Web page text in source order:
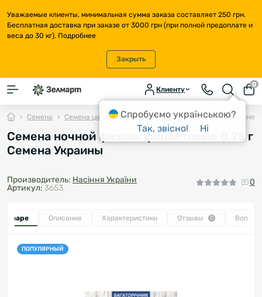
Уважаемые клиенты, минимальная сумма заказа составляет 250 грн.
Бесплатная доставка при заказе от 3000 грн (при полной предоплате и
веса до 30 кг). Подробнее
Закрыть
Клиенту
0
Семена Семена цветов Многолетние цветы Семена ночной
Семена ночной фиалки фиолетовые 0,25 г
Семена Украины
Производитель: Насіння України
Артикул: 3653
0
товаре Описание Характеристики Отзывы 0
ПОПУЛЯРНЫЙ
Спробуємо українською?
Так, звісно!
Ні